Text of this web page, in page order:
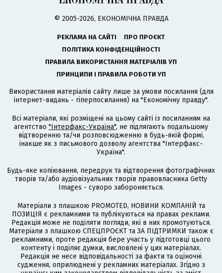
© 2005-2026, ЕКОНОМІЧНА ПРАВДА
РЕКЛАМА НА САЙТІ
ПРО ПРОЄКТ
ПОЛІТИКА КОНФІДЕНЦІЙНОСТІ
ПРАВИЛА ВИКОРИСТАННЯ МАТЕРІАЛІВ УП
ПРИНЦИПИ І ПРАВИЛА РОБОТИ УП
Використання матеріалів сайту лише за умови посилання (для
інтернет-видань - гіперпосилання) на "Економічну правду".
Всі матеріали, які розміщені на цьому сайті із посиланням на
агентство "Інтерфакс-Україна", не підлягають подальшому
відтворенню та/чи розповсюдженню в будь-якій формі,
інакше як з письмового дозволу агентства "Інтерфакс-
Україна".
Будь-яке копіювання, передрук та відтворення фотографічних
творів та/або аудіовізуальних творів правовласника Getty
Images - суворо забороняється.
Матеріали з плашкою PROMOTED, НОВИНИ КОМПАНІЙ та
ПОЗИЦІЯ є рекламними та публікуються на правах реклами.
Редакція може не поділяти погляди, які в них промотуються.
Матеріали з плашкою СПЕЦПРОЄКТ та ЗА ПІДТРИМКИ також є
рекламними, проте редакція бере участь у підготовці цього
контенту і поділяє думки, висловлені у цих матеріалах.
Редакція не несе відповідальності за факти та оціночні
судження, оприлюднені у рекламних матеріалах. Згідно з